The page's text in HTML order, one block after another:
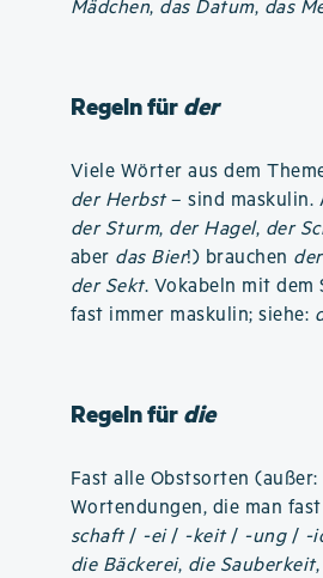
Mädchen, das Datum, das
Regeln fürder
Viele Wörter aus dem
der Herbst– sind maskulin.
der Sturm, der Hagel, der
aber das Bier!) brauchen der
der Sekt. Vokabeln mit dem
fast immer maskulin; siehe:
Regeln fürdie
Fast alle Obstsorten (außer:
Wortendungen, die man
schaft/ -ei/ -keit/ -ung/ -
die Bäckerei, die Sauberkeit,